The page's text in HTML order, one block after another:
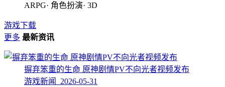
ARPG· 角色扮演· 3D
游戏下载
更多 最新资讯
摒弃笨重的生命 原神剧情PV不向光者视频发布
游戏新闻 2026-05-31